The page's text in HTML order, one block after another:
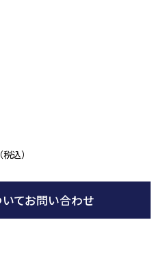
税込）
てお問い合わせ